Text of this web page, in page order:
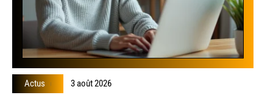
Actus 3 août 2026